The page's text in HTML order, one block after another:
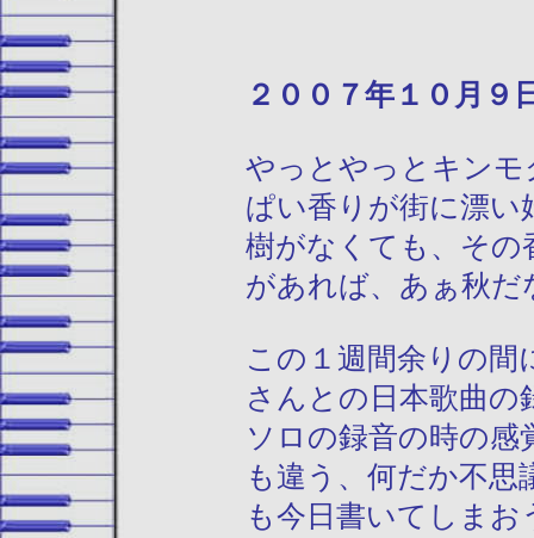
２００７年１
やっとやっとキンモ
ぱい香りが街に漂
樹がなくても、その
があれば、あぁ秋だ
この１週間余りの
さんとの日本歌曲
ソロの録音の時の
も違う、何だか不
も今日書いてしま